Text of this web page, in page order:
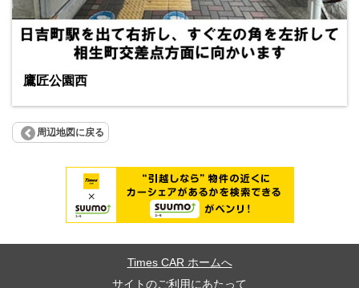
鷹匠公園西
周辺地図に戻る
Times CAR ホームへ
サイトのご利用にあたって